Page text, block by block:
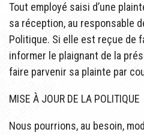
Tout employé saisi d’une
sa réception, au responsable
Politique. Si elle est reçue de
informer le plaignant de la
faire parvenir sa plainte par
MISE À JOUR DE LA POLITIQUE
Nous pourrions, au besoin,